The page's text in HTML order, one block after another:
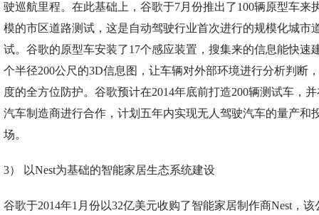
驶巡航里程。在此基础上，谷歌于7月份推出了100辆原型车来
模的市区道路测试，这是自动驾驶行业首次进行的规模化城市
试。谷歌的原型车安装了17个感应装置，搜集来的信息能快速
个半径200公尺的3D信息图，让车辆对外部环境进行分析判断
度的全方位防护。谷歌预计在2014年底前打造200辆测试车，
汽车制造商进行合作，计划五年内实现无人驾驶汽车的量产和
场。
3） 以Nest为基础的智能家居生态系统建设
谷歌于2014年1月份以32亿美元收购了智能家居制作商Nest，该